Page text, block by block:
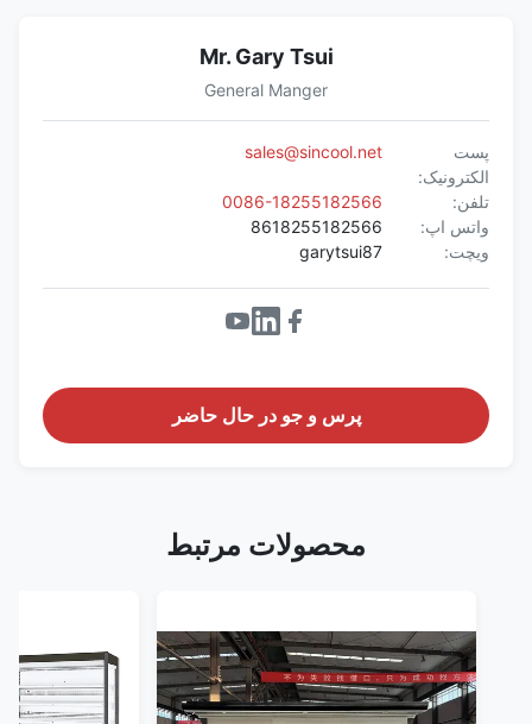
Mr. Gary Tsui
General Manger
پست
الکترونیک:
sales@sincool.net
تلفن:
0086-18255182566
واتس اپ:
8618255182566
ویچت:
garytsui87
پرس و جو در حال حاضر
محصولات مرتبط